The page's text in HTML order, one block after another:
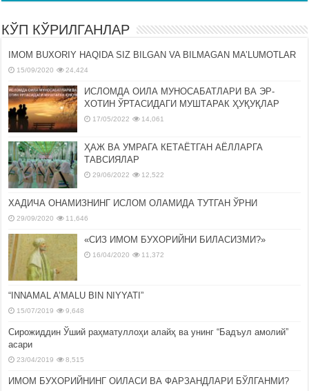
КЎП КЎРИЛГАНЛАР
IMOM BUXORIY HAQIDA SIZ BILGAN VA BILMAGAN MA’LUMOTLAR
15/09/2020 24,424
ИСЛОМДА ОИЛА МУНОСАБАТЛАРИ ВА ЭР-
ХОТИН ЎРТАСИДАГИ МУШТАРАК ҲУҚУҚЛАР
17/05/2022 14,061
ҲАЖ ВА УМРАГА КЕТАЁТГАН АЁЛЛАРГА
ТАВСИЯЛАР
29/06/2022 12,522
ХАДИЧА ОНАМИЗНИНГ ИСЛОМ ОЛАМИДА ТУТГАН ЎРНИ
29/09/2020 11,646
«СИЗ ИМОМ БУХОРИЙНИ БИЛАСИЗМИ?»
16/04/2020 11,372
“INNAMAL A’MALU BIN NIYYATI”
15/07/2019 9,648
Сирожиддин Ўший раҳматуллоҳи алайҳ ва унинг “Бадъул амолий”
асари
23/04/2019 8,515
ИМОМ БУХОРИЙНИНГ ОИЛАСИ ВА ФАРЗАНДЛАРИ БЎЛГАНМИ?